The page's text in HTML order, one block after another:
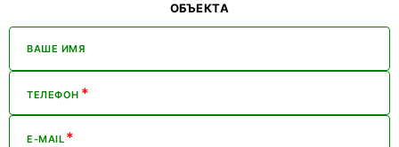
ОБЪЕКТА
ВАШЕ ИМЯ
ТЕЛЕФОН *
E-MAIL *